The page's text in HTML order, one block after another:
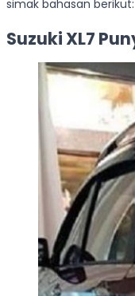
simak bahasan berikut:
Suzuki XL7